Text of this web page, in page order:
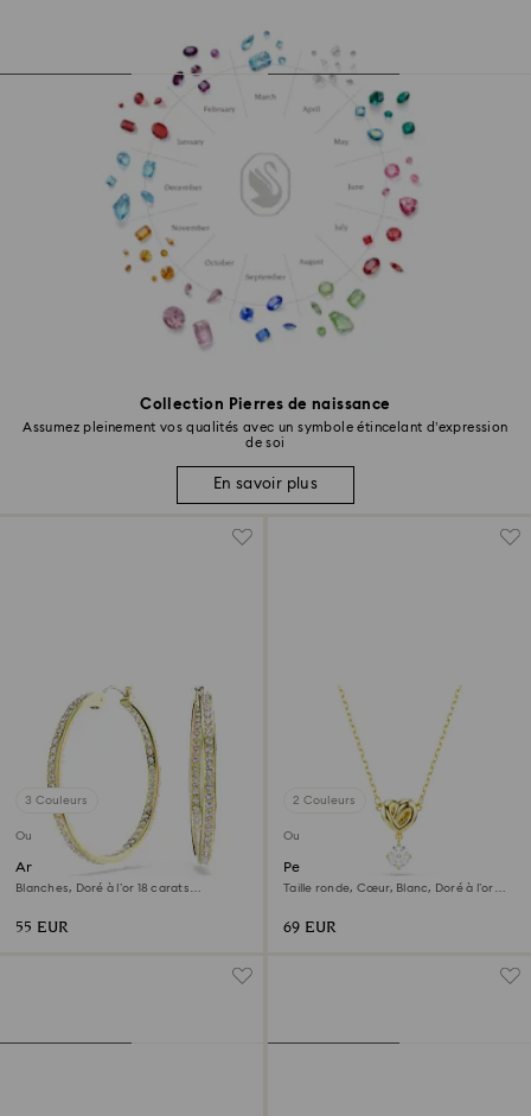
Collection Pierres de naissance
Assumez pleinement vos qualités avec un symbole étincelant d’expression
de soi
En savoir plus
3 Couleurs
Outlet
Anneaux d'oreilles Sommerset
Blanches, Doré à l’or 18 carats
55 EUR
2 Couleurs
Outlet
Pendentif Lifelong
Taille ronde, Cœur, Blanc, Doré à l’or
69 EUR